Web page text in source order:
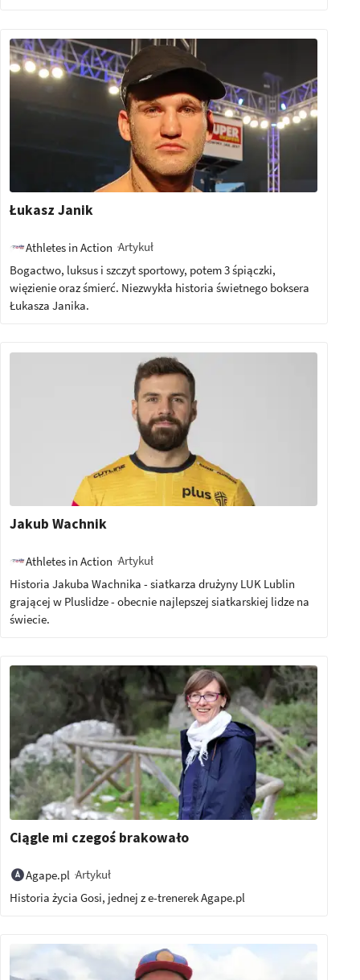
Łukasz Janik
Athletes in Action Artykuł
Bogactwo, luksus i szczyt sportowy, potem 3 śpiączki,
więzienie oraz śmierć. Niezwykła historia świetnego boksera
Łukasza Janika.
Jakub Wachnik
Athletes in Action Artykuł
Historia Jakuba Wachnika - siatkarza drużyny LUK Lublin
grającej w Pluslidze - obecnie najlepszej siatkarskiej lidze na
świecie.
Ciągle mi czegoś brakowało
Agape.pl Artykuł
Historia życia Gosi, jednej z e-trenerek Agape.pl